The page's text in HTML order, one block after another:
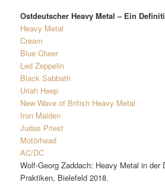
Ostdeutscher Heavy Metal – Ein
Heavy Metal
Cream
Blue Cheer
Led Zeppelin
Black Sabbath
Uriah Heep
New Wave of British Heavy Metal
Iron Maiden
Judas Priest
Motörhead
AC/DC
Wolf-Georg Zaddach: Heavy Metal in der
Praktiken, Bielefeld 2018.